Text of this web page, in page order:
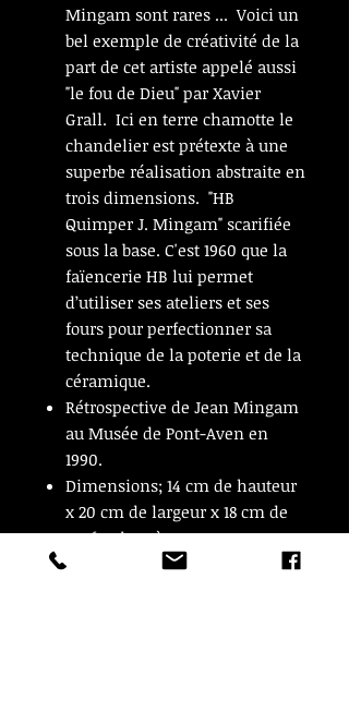
Mingam sont rares ... Voici un
bel exemple de créativité de la
part de cet artiste appelé aussi
"le fou de Dieu" par Xavier
Grall. Ici en terre chamotte le
chandelier est prétexte à une
superbe réalisation abstraite en
trois dimensions. "HB
Quimper J. Mingam" scarifiée
sous la base. C'est 1960 que la
faïencerie HB lui permet
d’utiliser ses ateliers et ses
fours pour perfectionner sa
technique de la poterie et de la
céramique. ​
Rétrospective de Jean Mingam
au Musée de Pont-Aven en
1990.
Dimensions; 14 cm de hauteur
x 20 cm de largeur x 18 cm de
profondeur à vue.
En très bon état.